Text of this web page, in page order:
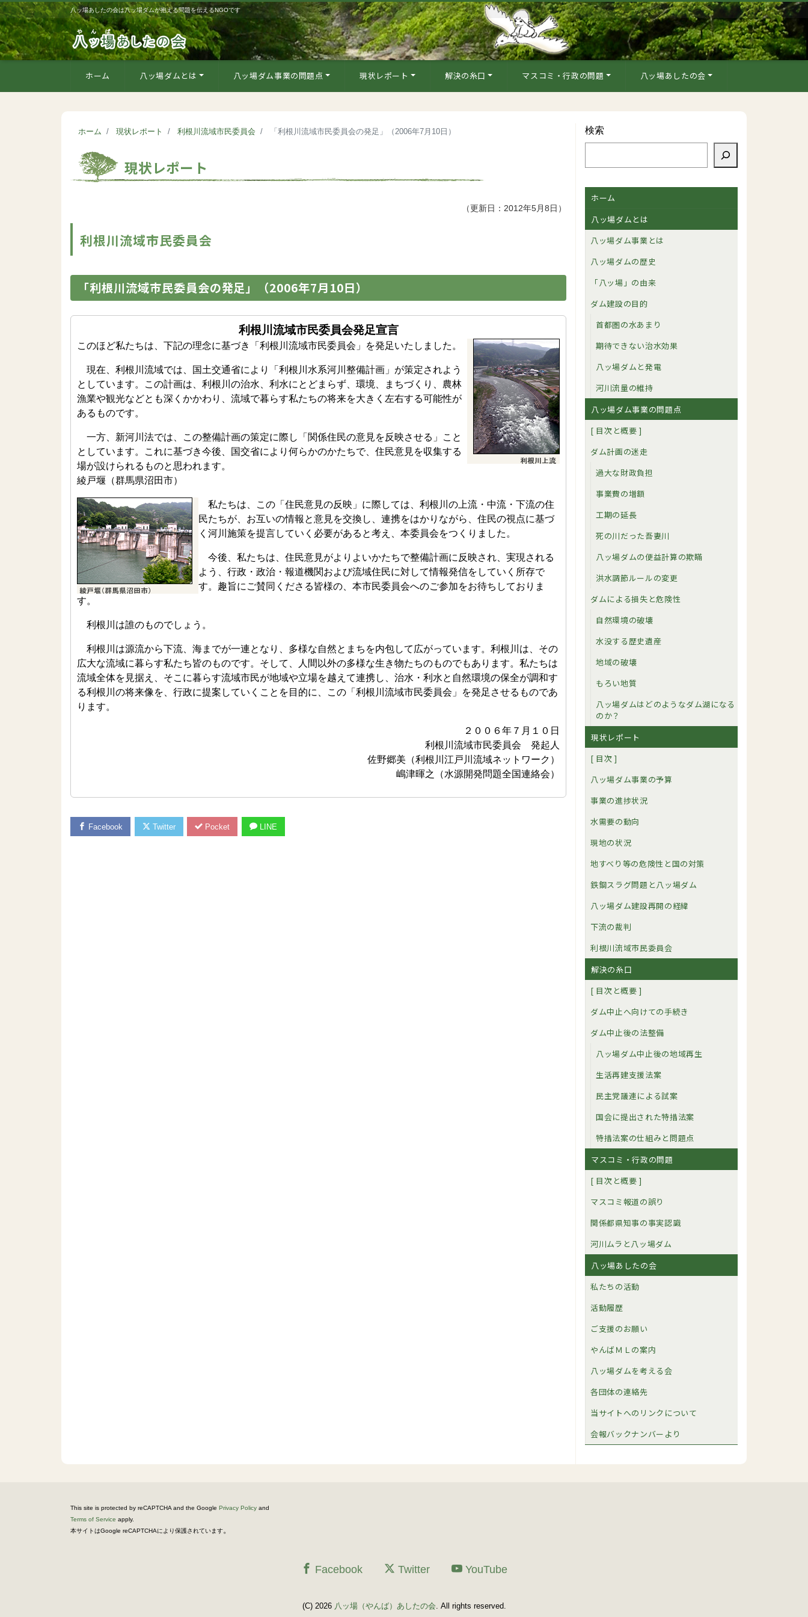
八ッ場あしたの会は八ッ場ダムが抱える問題を伝えるNGOです
ホーム 八ッ場ダムとは 八ッ場ダム事業の問題点 現状レポート 解決の糸口 マスコミ・行政の問題 八ッ場あしたの会
ホーム 現状レポート 利根川流域市民委員会 「利根川流域市民委員会の発足」（2006年7月10日）
現状レポート
（更新日：2012年5月8日）
利根川流域市民委員会
「利根川流域市民委員会の発足」（2006年7月10日）
利根川流域市民委員会発足宣言
このほど私たちは、下記の理念に基づき「利根川流域市民委員会」を発足いたしました。
現在、利根川流域では、国土交通省により「利根川水系河川整備計画」が策定されよう
としています。この計画は、利根川の治水、利水にとどまらず、環境、まちづくり、農林
漁業や観光などとも深くかかわり、流域で暮らす私たちの将来を大きく左右する可能性が
あるものです。
一方、新河川法では、この整備計画の策定に際し「関係住民の意見を反映させる」こと
としています。これに基づき今後、国交省により何らかのかたちで、住民意見を収集する
場が設けられるものと思われます。
綾戸堰（群馬県沼田市）
私たちは、この「住民意見の反映」に際しては、利根川の上流・中流・下流の住
民たちが、お互いの情報と意見を交換し、連携をはかりながら、住民の視点に基づ
く河川施策を提言していく必要があると考え、本委員会をつくりました。
今後、私たちは、住民意見がよりよいかたちで整備計画に反映され、実現される
よう、行政・政治・報道機関および流域住民に対して情報発信をしていく所存で
す。趣旨にご賛同くださる皆様の、本市民委員会へのご参加をお待ちしておりま
す。
利根川は誰のものでしょう。
利根川は源流から下流、海までが一連となり、多様な自然とまちを内包して広がっています。利根川は、その
広大な流域に暮らす私たち皆のものです。そして、人間以外の多様な生き物たちのものでもあります。私たちは
流域全体を見据え、そこに暮らす流域市民が地域や立場を越えて連携し、治水・利水と自然環境の保全が調和す
る利根川の将来像を、行政に提案していくことを目的に、この「利根川流域市民委員会」を発足させるものであ
ります。
２００６年７月１０日
利根川流域市民委員会 発起人
佐野郷美（利根川江戸川流域ネットワーク）
嶋津暉之（水源開発問題全国連絡会）
Facebook Twitter Pocket LINE
検索
ホーム
八ッ場ダムとは
八ッ場ダム事業とは
八ッ場ダムの歴史
「八ッ場」の由来
ダム建設の目的
首都圏の水あまり
期待できない治水効果
八ッ場ダムと発電
河川流量の維持
八ッ場ダム事業の問題点
[ 目次と概要 ]
ダム計画の迷走
過大な財政負担
事業費の増額
工期の延長
死の川だった吾妻川
八ッ場ダムの便益計算の欺瞞
洪水調節ルールの変更
ダムによる損失と危険性
自然環境の破壊
水没する歴史遺産
地域の破壊
もろい地質
八ッ場ダムはどのようなダム湖になる
のか？
現状レポート
[ 目次 ]
八ッ場ダム事業の予算
事業の進捗状況
水需要の動向
現地の状況
地すべり等の危険性と国の対策
鉄鋼スラグ問題と八ッ場ダム
八ッ場ダム建設再開の経緯
下流の裁判
利根川流域市民委員会
解決の糸口
[ 目次と概要 ]
ダム中止へ向けての手続き
ダム中止後の法整備
八ッ場ダム中止後の地域再生
生活再建支援法案
民主党議連による試案
国会に提出された特措法案
特措法案の仕組みと問題点
マスコミ・行政の問題
[ 目次と概要 ]
マスコミ報道の誤り
関係都県知事の事実認識
河川ムラと八ッ場ダム
八ッ場あしたの会
私たちの活動
活動履歴
ご支援のお願い
やんばＭＬの案内
八ッ場ダムを考える会
各団体の連絡先
当サイトへのリンクについて
会報バックナンバーより
This site is protected by reCAPTCHA and the Google Privacy Policy and
Terms of Service apply.
本サイトはGoogle reCAPTCHAにより保護されています。
Facebook Twitter YouTube
(C) 2026 八ッ場（やんば）あしたの会. All rights reserved.